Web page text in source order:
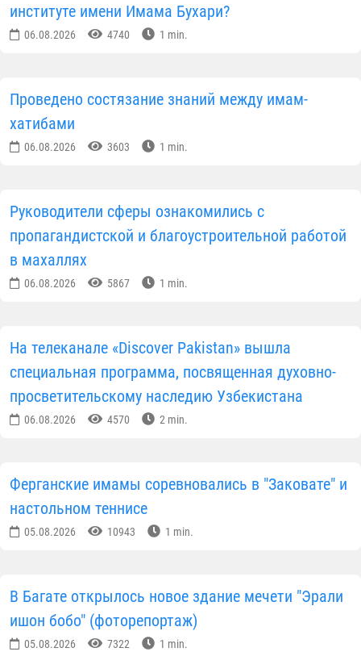
институте имени Имама Бухари?
06.08.2026 4740 1 min.
Проведено состязание знаний между имам-
хатибами
06.08.2026 3603 1 min.
Руководители сферы ознакомились с
пропагандистской и благоустроительной работой
в махаллях
06.08.2026 5867 1 min.
На телеканале «Discover Pakistan» вышла
специальная программа, посвященная духовно-
просветительскому наследию Узбекистана
06.08.2026 4570 2 min.
Ферганские имамы соревновались в "Заковате" и
настольном теннисе
05.08.2026 10943 1 min.
В Багате открылось новое здание мечети "Эрали
ишон бобо" (фоторепортаж)
05.08.2026 7322 1 min.